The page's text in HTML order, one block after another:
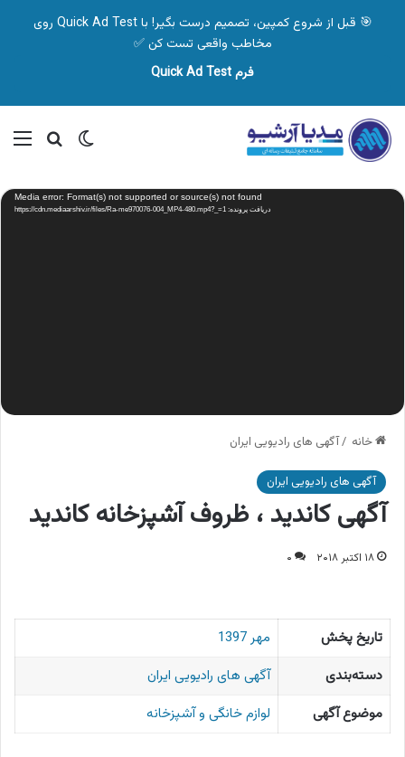
🎯 قبل از شروع کمپین، تصمیم درست بگیر! با Quick Ad Test روی
مخاطب واقعی تست کن ✅
فرم Quick Ad Test
تغییر پوسته
نمایشگر
ویدیو Media error: Format(s) not supported or source(s) not found
دریافت پرونده: https://cdn.mediaarshiv.ir/files/Ra-me970076-004_MP4-480.mp4?_=1
خانه /آگهی های رادیویی ایران
آگهی های رادیویی ایران
آگهی کاندید ، ظروف آشپزخانه کاندید
۱۸ اکتبر ۲۰۱۸ ۰
تاریخ پخش
مهر 1397
دسته‌بندی
آگهی های رادیویی ایران
موضوع آگهی
لوازم خانگی و آشپزخانه